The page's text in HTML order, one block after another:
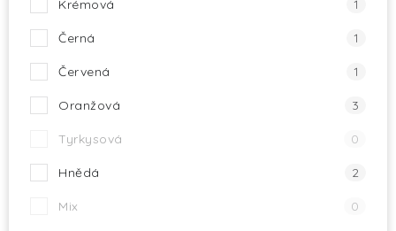
Krémová 1
Černá 1
Červená 1
Oranžová 3
Tyrkysová 0
Hnědá 2
Mix 0